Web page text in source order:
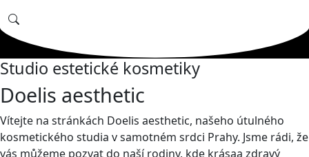
Studio estetické kosmetiky
Doelis aesthetic
Vítejte na stránkách Doelis aesthetic, našeho útulného
kosmetického studia v samotném srdci Prahy. Jsme rádi, že
vás můžeme pozvat do naší rodiny, kde krásaa zdravý